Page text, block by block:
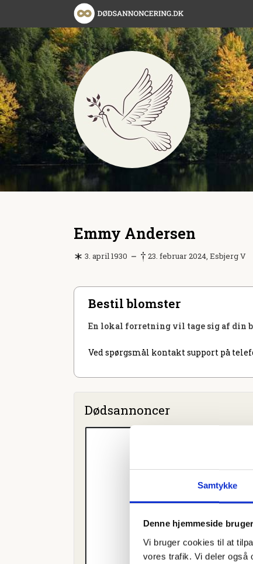
Samtykke
Denne hjemmeside
Vi bruger cookies til at
vores trafik. Vi deler også
Emmy Andersen
3. april 1930 23. februar 2024, Esbjerg V
Bestil blomster
En lokal forretning vil tage sig af din
Ved spørgsmål kontakt support på
Dødsannoncer